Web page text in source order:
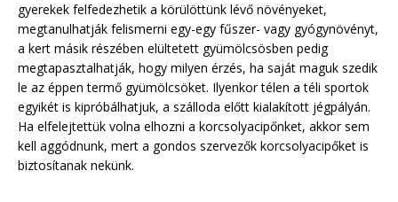
gyerekek felfedezhetik a körülöttünk lévő növényeket,
megtanulhatják felismerni egy-egy fűszer- vagy gyógynövényt,
a kert másik részében elültetett gyümölcsösben pedig
megtapasztalhatják, hogy milyen érzés, ha saját maguk szedik
le az éppen termő gyümölcsöket. Ilyenkor télen a téli sportok
egyikét is kipróbálhatjuk, a szálloda előtt kialakított jégpályán.
Ha elfelejtettük volna elhozni a korcsolyacipőnket, akkor sem
kell aggódnunk, mert a gondos szervezők korcsolyacipőket is
biztosítanak nekünk.